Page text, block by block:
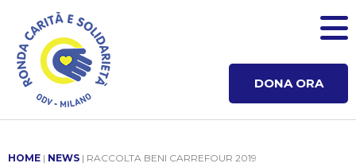
DONA ORA
HOME | NEWS | RACCOLTA BENI CARREFOUR 2019